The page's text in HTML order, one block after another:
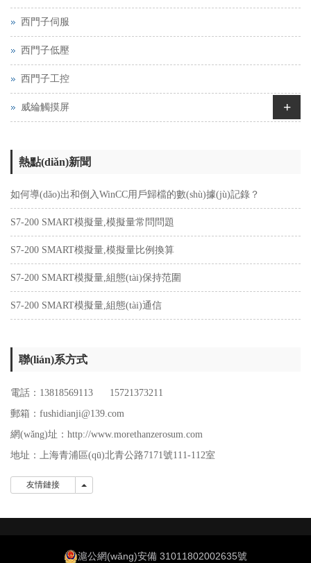
西門子伺服
西門子低壓
西門子工控
威綸觸摸屏 +
熱點(diǎn)新聞
如何導(dǎo)出和倒入WinCC用戶歸檔的數(shù)據(jù)記錄？
S7-200 SMART模擬量,模擬量常問問題
S7-200 SMART模擬量,模擬量比例換算
S7-200 SMART模擬量,組態(tài)保持范圍
S7-200 SMART模擬量,組態(tài)通信
聯(lián)系方式
電話：13818569113 15721373211
郵箱：fushidianji@139.com
網(wǎng)址：http://www.morethanzerosum.com
地址： 上海青浦區(qū)北青公路7171號111-112室
友情鏈接 友情鏈接
滬公網(wǎng)安備 31011802002635號